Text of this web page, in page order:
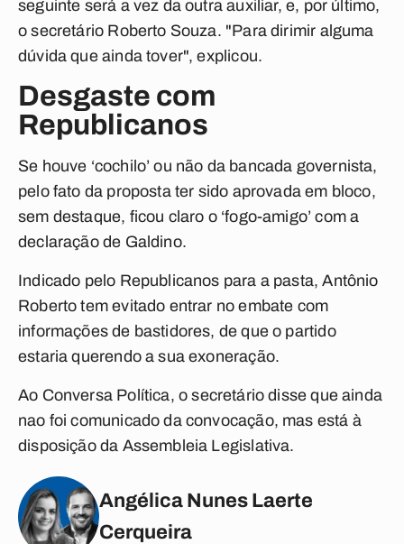
seguinte será a vez da outra auxiliar, e, por último,
o secretário Roberto Souza. "Para dirimir alguma
dúvida que ainda tover", explicou.
Desgaste com
Republicanos
Se houve ‘cochilo’ ou não da bancada governista,
pelo fato da proposta ter sido aprovada em bloco,
sem destaque, ficou claro o ‘fogo-amigo’ com a
declaração de Galdino.
Indicado pelo Republicanos para a pasta, Antônio
Roberto tem evitado entrar no embate com
informações de bastidores, de que o partido
estaria querendo a sua exoneração.
Ao Conversa Política, o secretário disse que ainda
nao foi comunicado da convocação, mas está à
disposição da Assembleia Legislativa.
Angélica Nunes Laerte
Cerqueira